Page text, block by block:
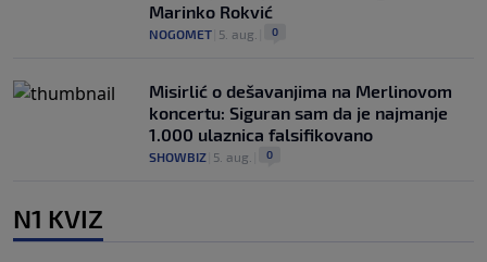
Marinko Rokvić
NOGOMET 5. aug. 0
Misirlić o dešavanjima na Merlinovom
koncertu: Siguran sam da je najmanje
1.000 ulaznica falsifikovano
SHOWBIZ 5. aug. 0
N1 KVIZ